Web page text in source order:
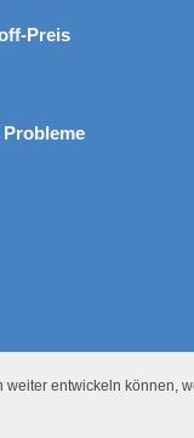
entwickeln können,
Preis